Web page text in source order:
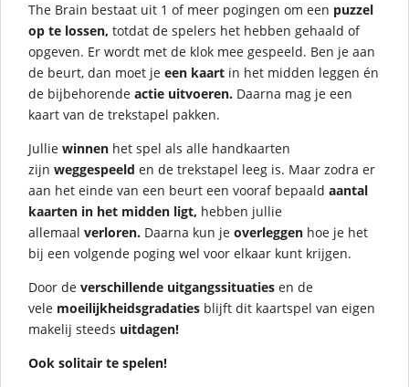
The Brain bestaat uit 1 of meer pogingen om een puzzel
op te lossen, totdat de spelers het hebben gehaald of
opgeven. Er wordt met de klok mee gespeeld. Ben je aan
de beurt, dan moet je een kaart in het midden leggen én
de bijbehorende actie uitvoeren. Daarna mag je een
kaart van de trekstapel pakken.
Jullie winnen het spel als alle handkaarten
zijn weggespeeld en de trekstapel leeg is. Maar zodra er
aan het einde van een beurt een vooraf bepaald aantal
kaarten in het midden ligt, hebben jullie
allemaal verloren. Daarna kun je overleggen hoe je het
bij een volgende poging wel voor elkaar kunt krijgen.
Door de verschillende uitgangssituaties en de
vele moeilijkheidsgradaties blijft dit kaartspel van eigen
makelij steeds uitdagen!
Ook solitair te spelen!